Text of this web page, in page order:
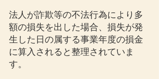
法人が詐欺等の不法行為により多
額の損失を出した場合、損失が発
生した日の属する事業年度の損金
に算入されると整理されていま
す。